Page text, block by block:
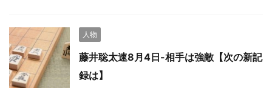
人物
藤井聡太速8月4日-相手は強敵【次の新記
録は】